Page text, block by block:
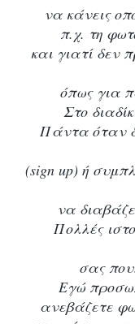
να κάνεις
π.χ. τη
και γιατί δεν
όπως για
Στο
Πάντα όταν
(sign up) ή
να
Πολλές
σας
Εγώ
ανεβάζετε